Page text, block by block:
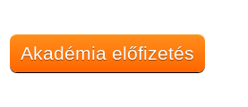
Akadémia előfizetés